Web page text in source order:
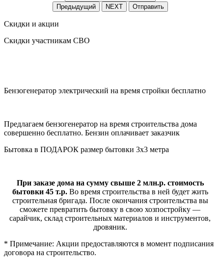
Предыдущий NEXT Отправить
Скидки и акции
Скидки участникам СВО
Бензогенератор электрический на время стройки бесплатно
Предлагаем бензогенератор на время строительства дома
совершенно бесплатно. Бензин оплачивает заказчик
Бытовка в ПОДАРОК размер бытовки 3х3 метра
При заказе дома на сумму свыше 2 млн.р. стоимость
бытовки 45 т.р. Во время строительства в ней будет жить
строительная бригада. После окончания строительства вы
сможете превратить бытовку в свою хозпостройку —
сарайчик, склад строительных материалов и инструментов,
дровяник.
* Примечание: Акции предоставляются в момент подписания
договора на строительство.